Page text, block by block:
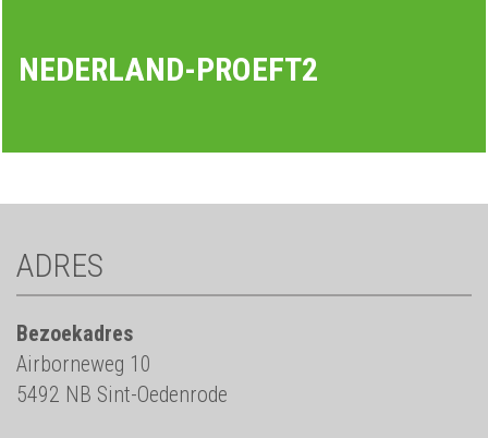
NEDERLAND-PROEFT2
ADRES
Bezoekadres
Airborneweg 10
5492 NB Sint-Oedenrode